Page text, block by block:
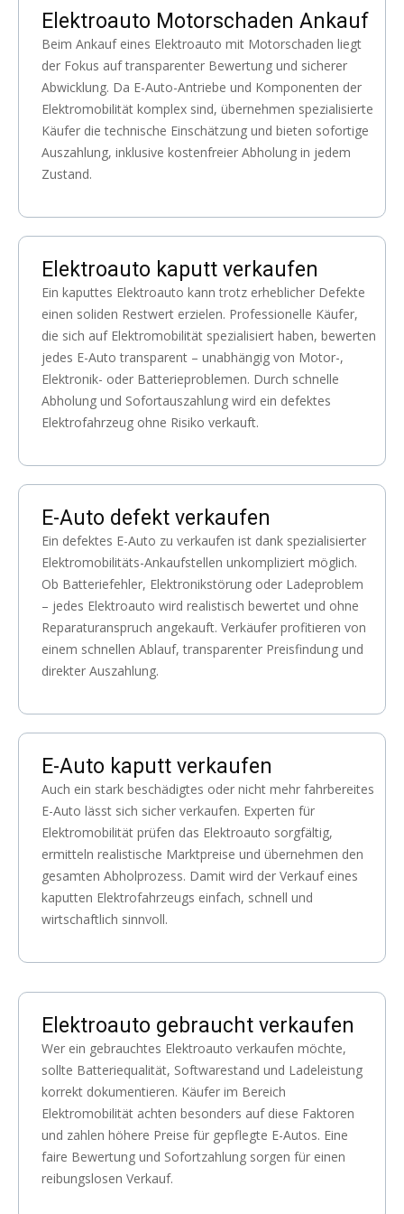
Elektroauto Motorschaden Ankauf
Beim Ankauf eines Elektroauto mit Motorschaden liegt
der Fokus auf transparenter Bewertung und sicherer
Abwicklung. Da E-Auto-Antriebe und Komponenten der
Elektromobilität komplex sind, übernehmen spezialisierte
Käufer die technische Einschätzung und bieten sofortige
Auszahlung, inklusive kostenfreier Abholung in jedem
Zustand.
Elektroauto kaputt verkaufen
Ein kaputtes Elektroauto kann trotz erheblicher Defekte
einen soliden Restwert erzielen. Professionelle Käufer,
die sich auf Elektromobilität spezialisiert haben, bewerten
jedes E-Auto transparent – unabhängig von Motor-,
Elektronik- oder Batterieproblemen. Durch schnelle
Abholung und Sofortauszahlung wird ein defektes
Elektrofahrzeug ohne Risiko verkauft.
E-Auto defekt verkaufen
Ein defektes E-Auto zu verkaufen ist dank spezialisierter
Elektromobilitäts-Ankaufstellen unkompliziert möglich.
Ob Batteriefehler, Elektronikstörung oder Ladeproblem
– jedes Elektroauto wird realistisch bewertet und ohne
Reparaturanspruch angekauft. Verkäufer profitieren von
einem schnellen Ablauf, transparenter Preisfindung und
direkter Auszahlung.
E-Auto kaputt verkaufen
Auch ein stark beschädigtes oder nicht mehr fahrbereites
E-Auto lässt sich sicher verkaufen. Experten für
Elektromobilität prüfen das Elektroauto sorgfältig,
ermitteln realistische Marktpreise und übernehmen den
gesamten Abholprozess. Damit wird der Verkauf eines
kaputten Elektrofahrzeugs einfach, schnell und
wirtschaftlich sinnvoll.
Elektroauto gebraucht verkaufen
Wer ein gebrauchtes Elektroauto verkaufen möchte,
sollte Batteriequalität, Softwarestand und Ladeleistung
korrekt dokumentieren. Käufer im Bereich
Elektromobilität achten besonders auf diese Faktoren
und zahlen höhere Preise für gepflegte E-Autos. Eine
faire Bewertung und Sofortzahlung sorgen für einen
reibungslosen Verkauf.